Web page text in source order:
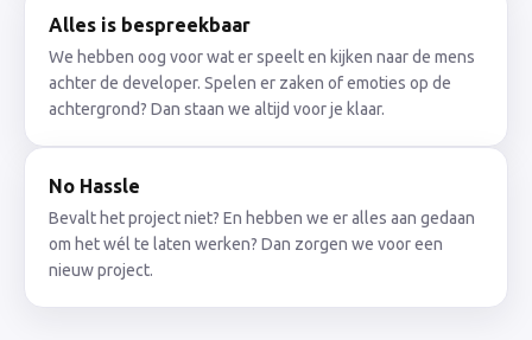
Alles is bespreekbaar
We hebben oog voor wat er speelt en kijken naar de mens
achter de developer. Spelen er zaken of emoties op de
achtergrond? Dan staan we altijd voor je klaar.
No Hassle
Bevalt het project niet? En hebben we er alles aan gedaan
om het wél te laten werken? Dan zorgen we voor een
nieuw project.